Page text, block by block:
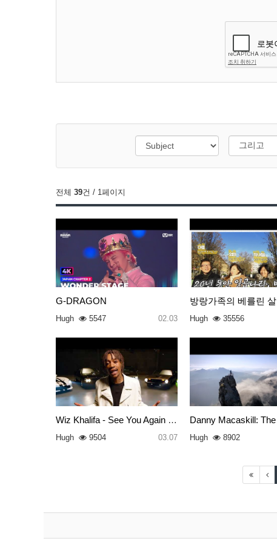
전체 39건 / 1페이지
G-DRAGON
Hugh 5547 02.03
방랑가족의 베를린
Hugh 35556
Wiz Khalifa - See You Again ft…
Hugh 9504 03.07
Danny Macaskill:
Hugh 8902